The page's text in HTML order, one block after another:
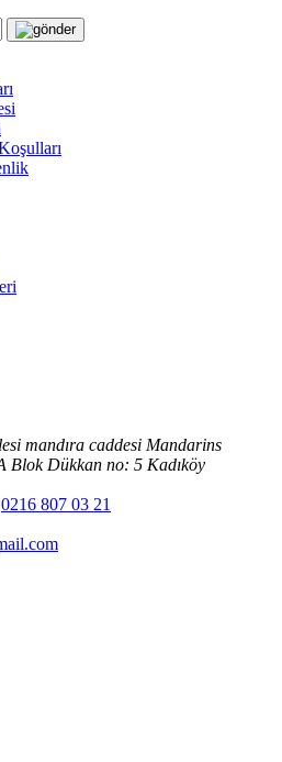
mandıra caddesi Mandarins
Blok Dükkan no: 5 Kadıköy
0216 807 03 21